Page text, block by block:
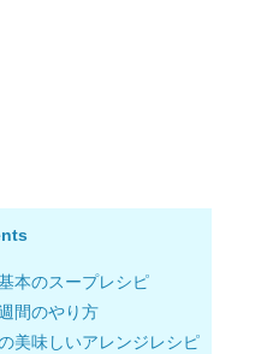
本のスープレシピ
間のやり方
美味しいアレンジレシピ